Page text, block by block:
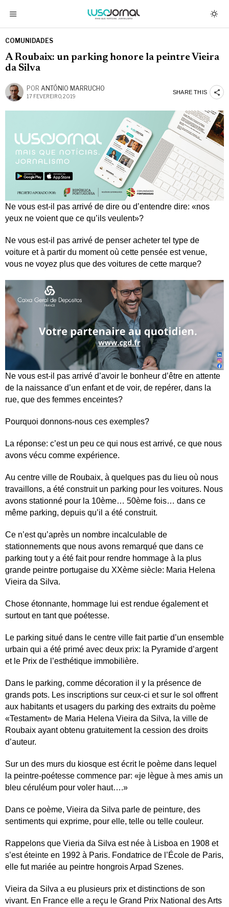
COMUNIDADES
A Roubaix: un parking honore la peintre Vieira
da Silva
POR ANTÓNIO MARRUCHO
17 FEVEREIRO, 2019
SHARE THIS
Ne vous est-il pas arrivé de dire ou d’entendre dire: «nos
yeux ne voient que ce qu’ils veulent»?
Ne vous est-il pas arrivé de penser acheter tel type de
voiture et à partir du moment où cette pensée est venue,
vous ne voyez plus que des voitures de cette marque?
Ne vous est-il pas arrivé d’avoir le bonheur d’être en attente
de la naissance d’un enfant et de voir, de repérer, dans la
rue, que des femmes enceintes?
Pourquoi donnons-nous ces exemples?
La réponse: c’est un peu ce qui nous est arrivé, ce que nous
avons vécu comme expérience.
Au centre ville de Roubaix, à quelques pas du lieu où nous
travaillons, a été construit un parking pour les voitures. Nous
avons stationné pour la 10ème… 50ème fois… dans ce
même parking, depuis qu’il a été construit.
Ce n’est qu’après un nombre incalculable de
stationnements que nous avons remarqué que dans ce
parking tout y a été fait pour rendre hommage à la plus
grande peintre portugaise du XXème siècle: Maria Helena
Vieira da Silva.
Chose étonnante, hommage lui est rendue également et
surtout en tant que poétesse.
Le parking situé dans le centre ville fait partie d’un ensemble
urbain qui a été primé avec deux prix: la Pyramide d’argent
et le Prix de l’esthétique immobilière.
Dans le parking, comme décoration il y la présence de
grands pots. Les inscriptions sur ceux-ci et sur le sol offrent
aux habitants et usagers du parking des extraits du poème
«Testament» de Maria Helena Vieira da Silva, la ville de
Roubaix ayant obtenu gratuitement la cession des droits
d’auteur.
Sur un des murs du kiosque est écrit le poème dans lequel
la peintre-poétesse commence par: «je lègue à mes amis un
bleu céruléum pour voler haut….»
Dans ce poème, Vieira da Silva parle de peinture, des
sentiments qui exprime, pour elle, telle ou telle couleur.
Rappelons que Vieria da Silva est née à Lisboa en 1908 et
s’est éteinte en 1992 à Paris. Fondatrice de l’École de Paris,
elle fut mariée au peintre hongrois Arpad Szenes.
Vieira da Silva a eu plusieurs prix et distinctions de son
vivant. En France elle a reçu le Grand Prix National des Arts